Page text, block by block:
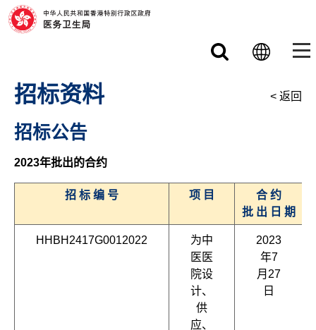
跳至主要内容
招标资料
招标公告
< 返回
2023年批出的合约
招 标 编 号 项 目
合 约
批 出 日 期
HHBH2417G0012022
为中
医医
院设
计、
供
应、
2023
年7
月27
日